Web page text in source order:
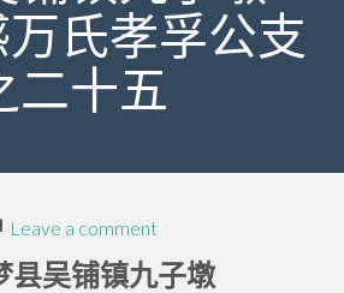
氏孝孚公支
二十五
Leave a comment
镇九子墩